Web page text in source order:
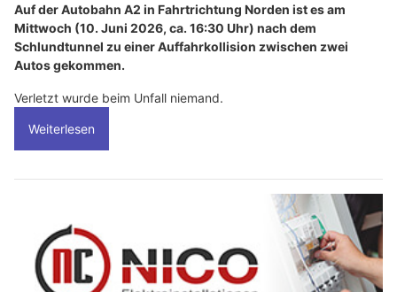
Auf der Autobahn A2 in Fahrtrichtung Norden ist es am
Mittwoch (10. Juni 2026, ca. 16:30 Uhr) nach dem
Schlundtunnel zu einer Auffahrkollision zwischen zwei
Autos gekommen.
Verletzt wurde beim Unfall niemand.
Weiterlesen